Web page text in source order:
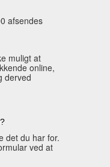
afsendes
muligt at
online,
derved
det du har for.
ved at